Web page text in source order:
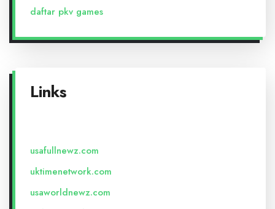
daftar pkv games
Links
usafullnewz.com
uktimenetwork.com
usaworldnewz.com